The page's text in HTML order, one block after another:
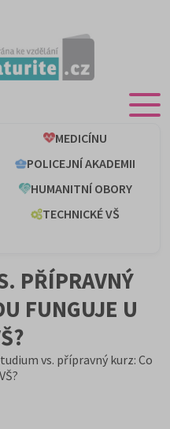
MEDICÍNU
POLICEJNÍ AKADEMII
HUMANITNÍ OBORY
TECHNICKÉ VŠ
PŘÍPRAVNÝ
FUNGUJE U
vs. přípravný kurz: Co